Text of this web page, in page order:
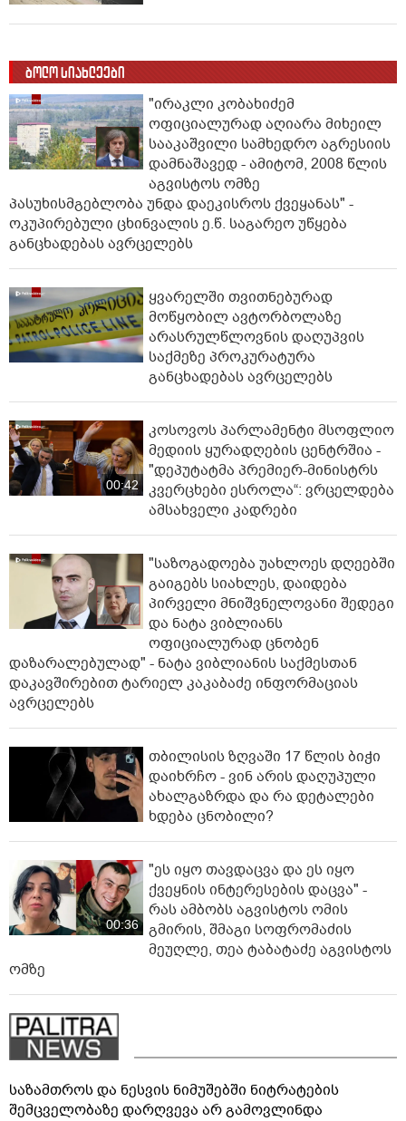
ბოლო სიახლეები
"ირაკლი კობახიძემ
ოფიციალურად აღიარა მიხეილ
სააკაშვილი სამხედრო აგრესიის
დამნაშავედ - ამიტომ, 2008 წლის
აგვისტოს ომზე
პასუხისმგებლობა უნდა დაეკისროს ქვეყანას" -
ოკუპირებული ცხინვალის ე.წ. საგარეო უწყება
განცხადებას ავრცელებს
ყვარელში თვითნებურად
მოწყობილ ავტორბოლაზე
არასრულწლოვნის დაღუპვის
საქმეზე პროკურატურა
განცხადებას ავრცელებს
00:42
კოსოვოს პარლამენტი მსოფლიო
მედიის ყურადღების ცენტრშია -
"დეპუტატმა პრემიერ-მინისტრს
კვერცხები ესროლა“: ვრცელდება
ამსახველი კადრები
"საზოგადოება უახლოეს დღეებში
გაიგებს სიახლეს, დაიდება
პირველი მნიშვნელოვანი შედეგი
და ნატა ვიბლიანს
ოფიციალურად ცნობენ
დაზარალებულად" - ნატა ვიბლიანის საქმესთან
დაკავშირებით ტარიელ კაკაბაძე ინფორმაციას
ავრცელებს
თბილისის ზღვაში 17 წლის ბიჭი
დაიხრჩო - ვინ არის დაღუპული
ახალგაზრდა და რა დეტალები
ხდება ცნობილი?
00:36
"ეს იყო თავდაცვა და ეს იყო
ქვეყნის ინტერესების დაცვა" -
რას ამბობს აგვისტოს ომის
გმირის, შმაგი სოფრომაძის
მეუღლე, თეა ტაბატაძე აგვისტოს
ომზე
საზამთროს და ნესვის ნიმუშებში ნიტრატების
შემცველობაზე დარღვევა არ გამოვლინდა